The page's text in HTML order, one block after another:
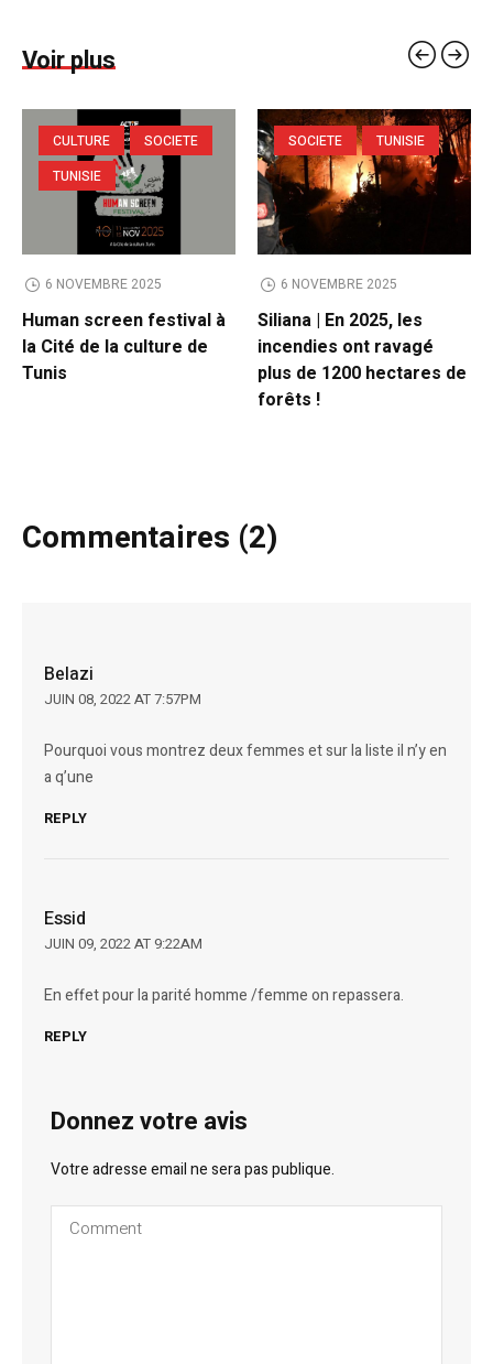
Voir plus
CULTURE
SOCIETE
TUNISIE
6 NOVEMBRE 2025
Human screen festival à
la Cité de la culture de
Tunis
SOCIETE TUNISIE
6 NOVEMBRE 2025
Siliana | En 2025, les
incendies ont ravagé
plus de 1200 hectares de
forêts !
Commentaires (2)
Belazi
JUIN 08, 2022 AT 7:57PM
Pourquoi vous montrez deux femmes et sur la liste il n’y en
a q’une
REPLY
Essid
JUIN 09, 2022 AT 9:22AM
En effet pour la parité homme /femme on repassera.
REPLY
Donnez votre avis
Votre adresse email ne sera pas publique.